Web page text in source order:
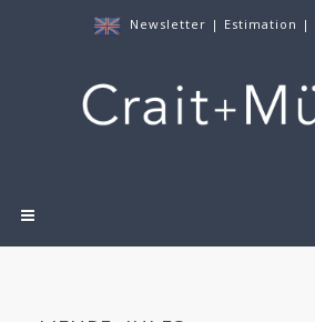
Newsletter | Estimation |